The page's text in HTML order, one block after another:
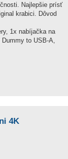
Najlepšie prísť
krabici. Dôvod
1x nabíjačka na
to USB-A,
4K